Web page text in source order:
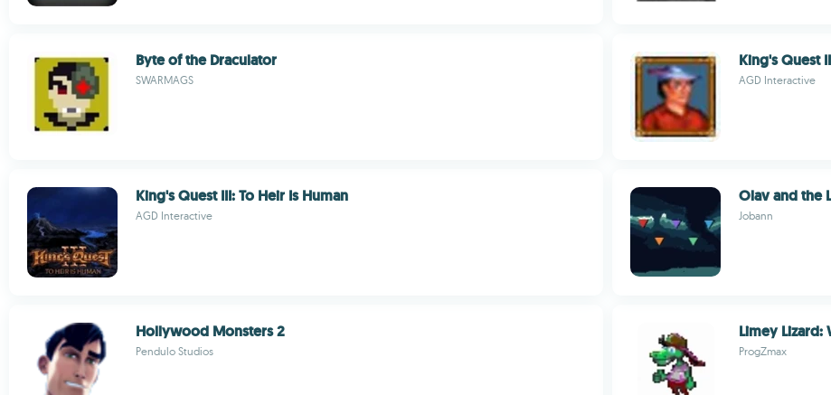
Byte of the Draculator
SWARMAGS
King's Quest
AGD Interactive
King's Quest III: To Heir Is Human
AGD Interactive
Olav and the
Jobann
Hollywood Monsters 2
Pendulo Studios
Limey Lizard:
ProgZmax